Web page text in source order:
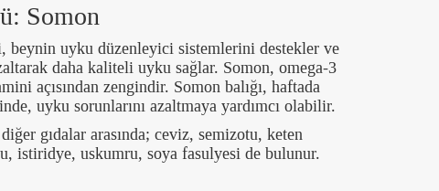
Somon
beynin uyku düzenleyici sistemlerini destekler ve
daha kaliteli uyku sağlar. Somon, omega-3
açısından zengindir. Somon balığı, haftada
uyku sorunlarını azaltmaya yardımcı olabilir.
gıdalar arasında; ceviz, semizotu, keten
istiridye, uskumru, soya fasulyesi de bulunur.